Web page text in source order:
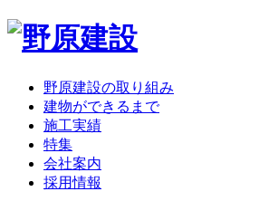
野原建設の取り組み
建物ができるまで
施工実績
特集
会社案内
採用情報